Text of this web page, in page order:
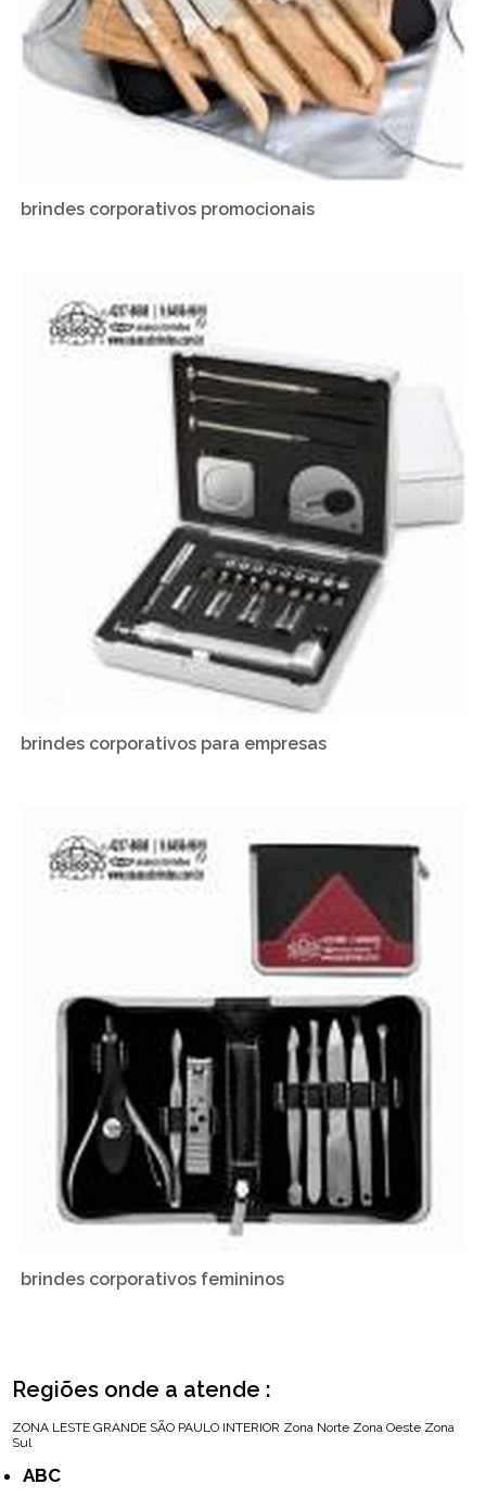
brindes corporativos promocionais
brindes corporativos para empresas
brindes corporativos femininos
Regiões onde a atende :
ZONA LESTE GRANDE SÃO PAULO INTERIOR Zona Norte Zona Oeste Zona
Sul
ABC